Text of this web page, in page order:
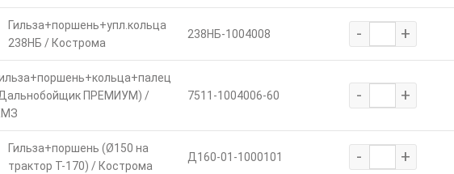
Гильза+поршень+упл.кольца
238НБ / Кострома
238НБ-1004008 - +
ПРЕМИУМ) /
7511-1004006-60 - +
Гильза+поршень (Ø150 на
трактор Т-170) / Кострома
Д160-01-1000101 - +